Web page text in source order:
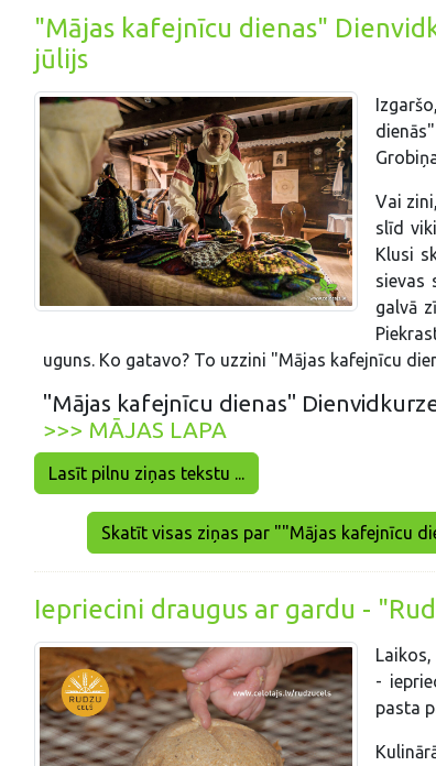
"Mājas kafejnīcu dienas"
jūlijs
Vai
slīd
Klusi
sievas
galvā
uguns. Ko gatavo? To uzzini "Mājas kafejnīcu
"Mājas kafejnīcu dienas"
>>> MĀJAS LAPA
Lasīt pilnu ziņas tekstu ...
Skatīt visas ziņas par ""Mājas kafejnīcu
Iepriecini draugus ar gardu -
-
pasta